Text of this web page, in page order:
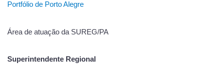
Portfólio de Porto Alegre
Área de atuação da SUREG/PA
Superintendente Regional